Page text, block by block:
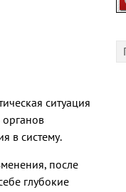
ситуация
в систему.
после
глубокие